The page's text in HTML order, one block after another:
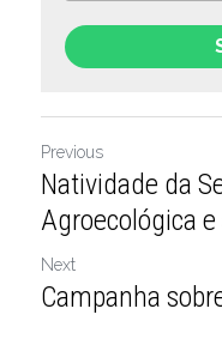
Previous
Natividade da
Agroecológica e
Next
Campanha